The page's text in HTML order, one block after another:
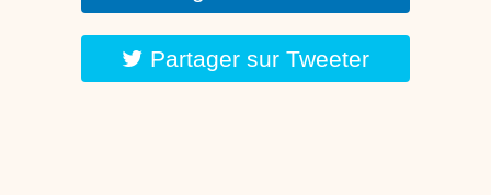
Partager sur Tweeter